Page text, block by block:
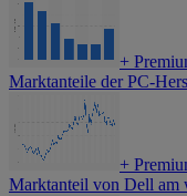
+
Marktanteile der PC-
+
Marktanteil von Dell am